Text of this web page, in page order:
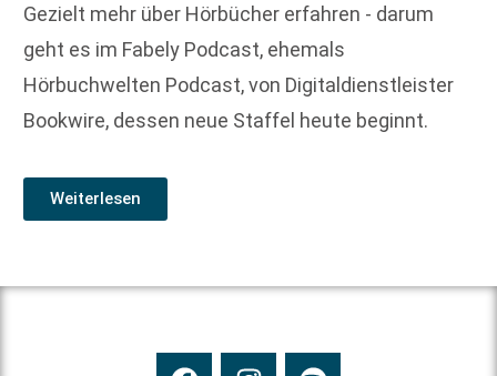
Gezielt mehr über Hörbücher erfahren - darum
geht es im Fabely Podcast, ehemals
Hörbuchwelten Podcast, von Digitaldienstleister
Bookwire, dessen neue Staffel heute beginnt.
Weiterlesen